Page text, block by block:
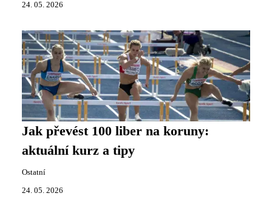
24. 05. 2026
Jak převést 100 liber na koruny:
aktuální kurz a tipy
Ostatní
24. 05. 2026